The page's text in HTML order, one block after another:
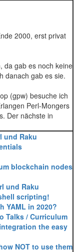
2000, erst privat
da gab es noch keine
danach gab es sie.
(gpw) besuche ich
Perl-Mongers
Der nächste in
und Raku‎
blockchain nodes
und Raku‎
scripting!‎
YAML in 2020?‎
Talks / Curriculum‎
the easy
NOT to use them‎